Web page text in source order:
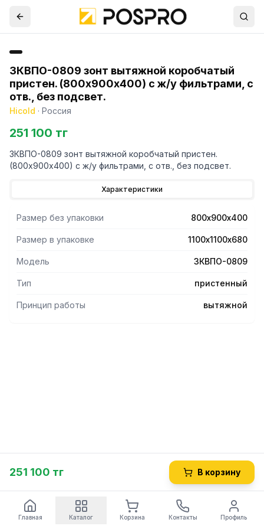
ЗКВПО-0809 зонт вытяжной коробчатый
пристен. (800х900х400) с ж/у фильтрами, с
отв., без подсвет.
Hicold · Россия
251 100 тг
ЗКВПО-0809 зонт вытяжной коробчатый пристен.
(800х900х400) с ж/у фильтрами, с отв., без подсвет.
Характеристики
Размер без упаковки 800х900х400
Размер в упаковке 1100х1100х680
Модель ЗКВПО-0809
Тип пристенный
Принцип работы вытяжной
251 100 тг В корзину
Главная Каталог Корзина Контакты Профиль